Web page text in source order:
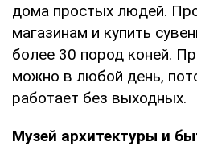
дома простых людей.
магазинам и купить
более 30 пород коней.
можно в любой день,
работает без выходных.
Музей архитектуры и